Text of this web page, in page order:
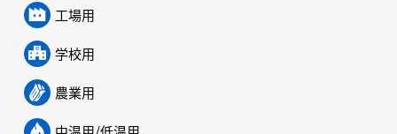
工場用
学校用
農業用